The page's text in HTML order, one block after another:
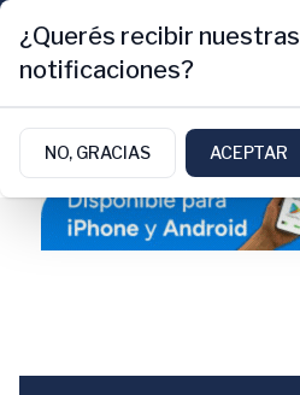
¿Querés recibir nuestras
notificaciones?
NO, GRACIAS ACEPTAR